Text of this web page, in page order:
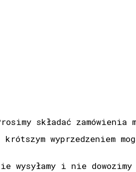
składać zamówienia
krótszym wyprzedzeniem
wysyłamy i nie